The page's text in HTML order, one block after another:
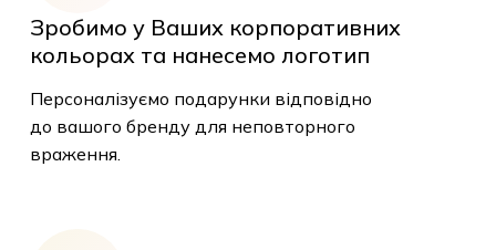
Зробимо у Ваших корпоративних
кольорах та нанесемо логотип
Персоналізуємо подарунки відповідно
до вашого бренду для неповторного
враження.